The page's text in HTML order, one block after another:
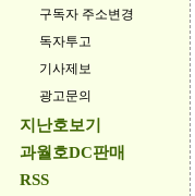
구독자 주소변경
독자투고
기사제보
광고문의
지난호보기
과월호DC판매
RSS